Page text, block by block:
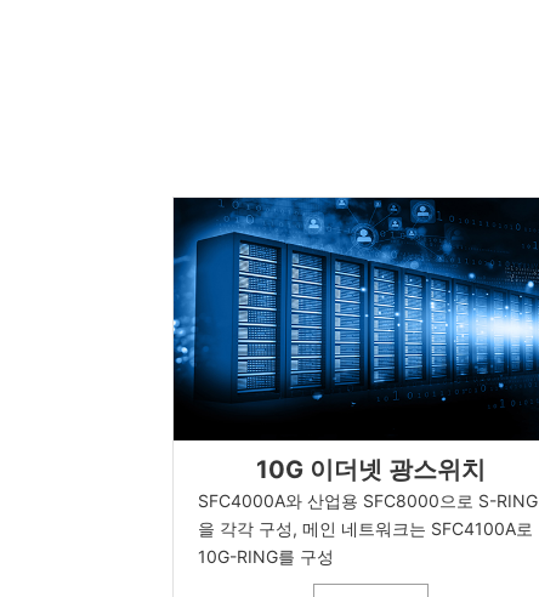
10G 이더넷 광스위치
SFC4000A와 산업용 SFC8000으로 S-RING
을 각각 구성, 메인 네트워크는 SFC4100A로
10G-RING를 구성